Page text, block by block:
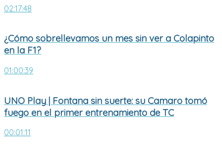
02:17:48
¿Cómo sobrellevamos un mes sin ver a Colapinto
en la F1?
01:00:39
UNO Play | Fontana sin suerte: su Camaro tomó
fuego en el primer entrenamiento de TC
00:01:11